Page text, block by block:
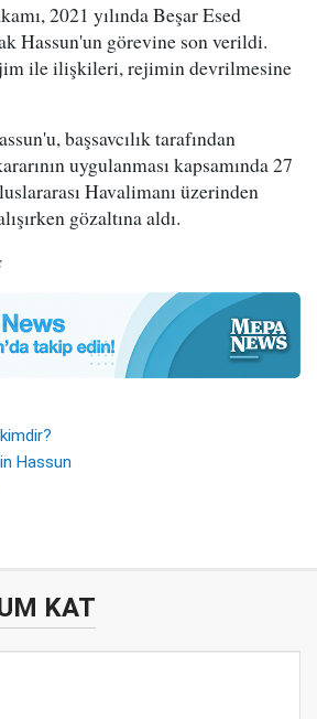
2021 yılında Beşar Esed
Hassun'un görevine son verildi.
ile ilişkileri, rejimin devrilmesine
başsavcılık tarafından
uygulanması kapsamında 27
Havalimanı üzerinden
gözaltına aldı.
Hassun
KAT